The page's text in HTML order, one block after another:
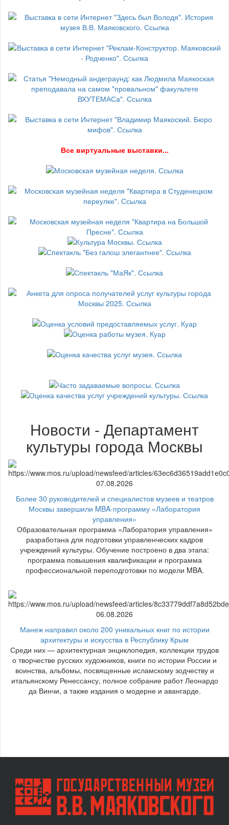
Все виртуальные выставки...
Новости - Департамент
культуры города Москвы
07.08.2026
Более 30 руководителей и специалистов музеев и театров
Москвы завершили MBA-программу «Лаборатория
управления»
Образовательная программа «Лаборатория управления»
разработана для подготовки управленческих кадров
учреждений культуры. Обучение построено в два этапа:
программа повышения квалификации и программа
профессиональной переподготовки по модели MBA.
06.08.2026
Манеж направил около 200 уникальных книг по истории
архитектуры и искусства в Республику Крым
Среди них — архитектурная энциклопедия, коллекции трудов
о творчестве русских художников, книги по истории России и
воинства, альбомы, посвященные исламскому зодчеству и
итальянскому Ренессансу, полное собрание работ Леонардо
да Винчи, а также издания о модерне и авангарде.